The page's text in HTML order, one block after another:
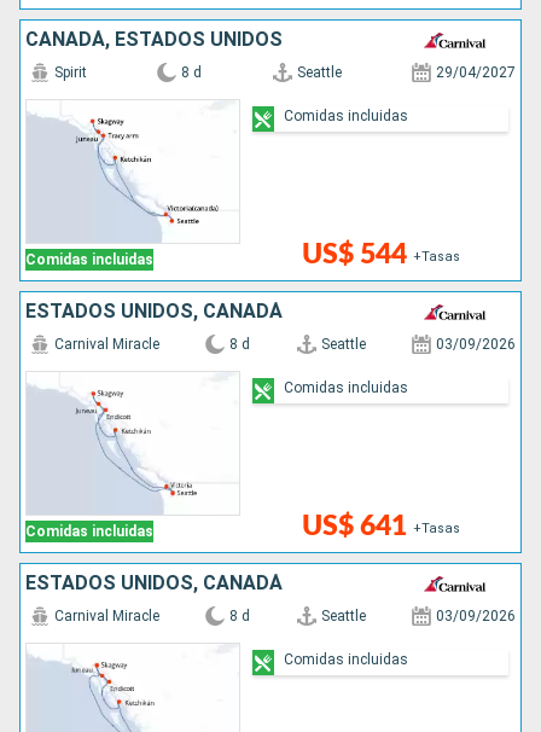
CANADÁ, ESTADOS UNIDOS
Comidas incluidas
Spirit 8 d Seattle 29/04/2027
US$ 544 +Tasas
Comidas incluidas
ESTADOS UNIDOS, CANADÁ
Comidas incluidas
Carnival Miracle 8 d Seattle 03/09/2026
US$ 641 +Tasas
Comidas incluidas
ESTADOS UNIDOS, CANADÁ
Carnival Miracle 8 d Seattle 03/09/2026
Comidas incluidas